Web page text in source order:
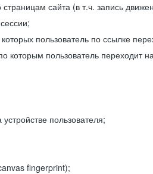
сайта (в т.ч. запись
пользователь по ссылке
которым пользователь переходит
пользователя;
fingerprint);